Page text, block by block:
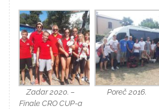
Zadar 2020. –
Finale CRO CUP-a
Poreč 2016.